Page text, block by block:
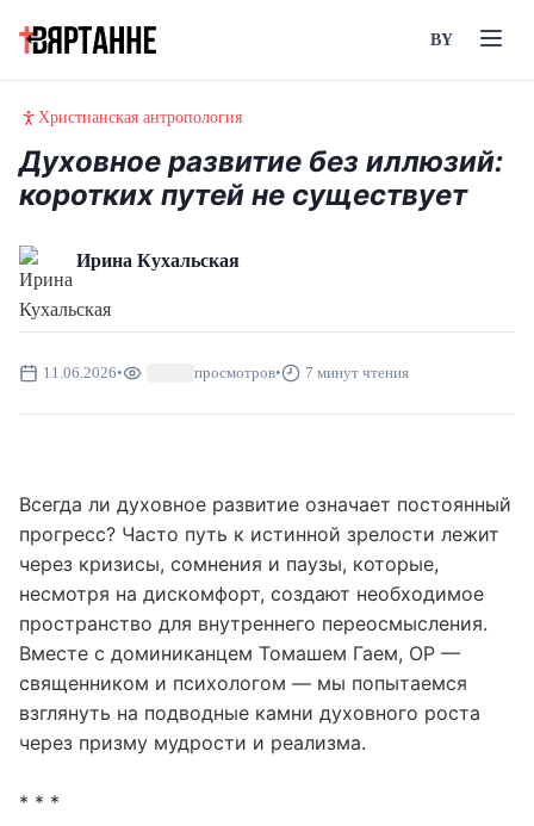
BY
Христианская антропология
Духовное развитие без иллюзий:
коротких путей не существует
Ирина Кухальская
11.06.2026• просмотров• 7 минут чтения
Всегда ли духовное развитие означает постоянный
прогресс? Часто путь к истинной зрелости лежит
через кризисы, сомнения и паузы, которые,
несмотря на дискомфорт, создают необходимое
пространство для внутреннего переосмысления.
Вместе с доминиканцем Томашем Гаем, OP —
священником и психологом — мы попытаемся
через призму мудрости и реализма.